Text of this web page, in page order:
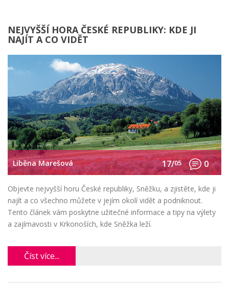
NEJVYŠŠÍ HORA ČESKÉ REPUBLIKY: KDE JI
NAJÍT A CO VIDĚT
Liběna Marešová 17/05 0
Objevte nejvyšší horu České republiky, Sněžku, a zjistěte, kde ji
najít a co všechno můžete v jejím okolí vidět a podniknout.
Tento článek vám poskytne užitečné informace a tipy na výlety
a zajímavosti v Krkonoších, kde Sněžka leží.
Číst více...